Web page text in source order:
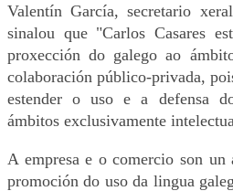
Valentín García, secretario
sinalou que "Carlos Casares
proxección do galego ao
colaboración público-privada,
estender o uso e a defensa
ámbitos exclusivamente
A empresa e o comercio son un
promoción do uso da lingua